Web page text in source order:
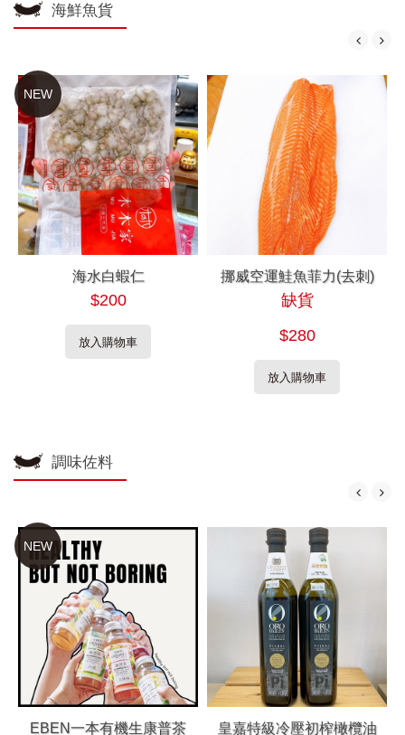
海鮮魚貨
NEW
海水白蝦仁
$200
放入購物車
挪威空運鮭魚菲力(去刺)
缺貨
$280
放入購物車
調味佐料
NEW
EBEN一本有機生康普茶
皇嘉特級冷壓初榨橄欖油